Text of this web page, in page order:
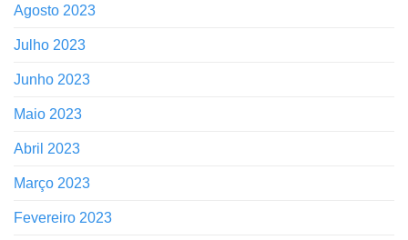
Agosto 2023
Julho 2023
Junho 2023
Maio 2023
Abril 2023
Março 2023
Fevereiro 2023